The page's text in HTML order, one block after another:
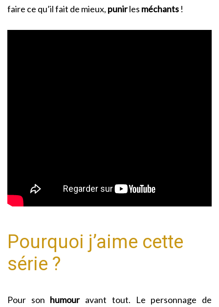
faire ce qu’il fait de mieux, punirles méchants !
Pourquoi j’aime cette
série ?
Pour son humouravant tout. Le personnage de